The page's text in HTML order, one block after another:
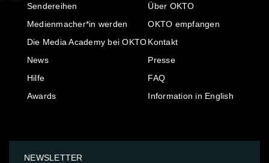
Sendereihen
Medienmacher*in werden
Die Media Academy bei OKTO
News
Hilfe
Awards
Über OKTO
OKTO empfangen
Kontakt
Presse
FAQ
Information in English
NEWSLETTER